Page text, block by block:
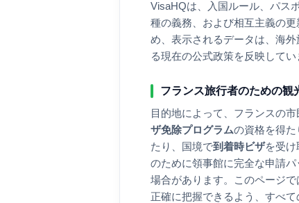
VisaHQは、入国ルール、パス
種の義務、および相互主義の
め、表示されるデータは、海外
る現在の公式政策を反映してい
フランス旅行者のための観
目的地によって、 フランスの市
ザ免除プログラムの資格を得
たり、国境で到着時ビザを受け
のために領事館に完全な申請
場合があります。このページ
正確に把握できるよう、すべ